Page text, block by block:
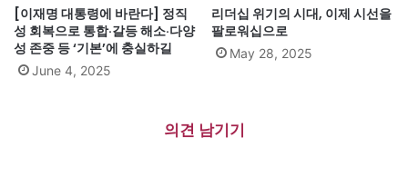
[이재명 대통령에 바란다] 정직
성 회복으로 통합·갈등 해소·다양
성 존중 등 ‘기본’에 충실하길
June 4, 2025
리더십 위기의 시대, 이제 시선을
팔로워십으로
May 28, 2025
의견 남기기